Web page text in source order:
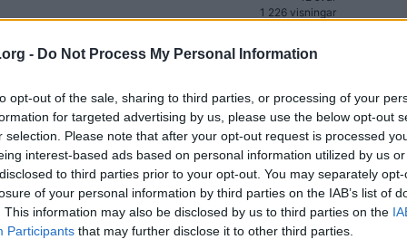
- Do Not Process My Personal Information
opt-out of the sale, sharing to third parties, or processing of your
for targeted advertising by us, please use the below opt-out
selection. Please note that after your opt-out request is processed
interest-based ads based on personal information utilized by us
to third parties prior to your opt-out. You may separately
of your personal information by third parties on the IAB’s list of
This information may also be disclosed by us to third parties on the
Participants that may further disclose it to other third parties.
1 226 visningar
186 496 visningar
3 579 visningar
10 svar
1 160 visningar
28 svar
2 232 visningar
16 svar
6 675 visningar
3 svar